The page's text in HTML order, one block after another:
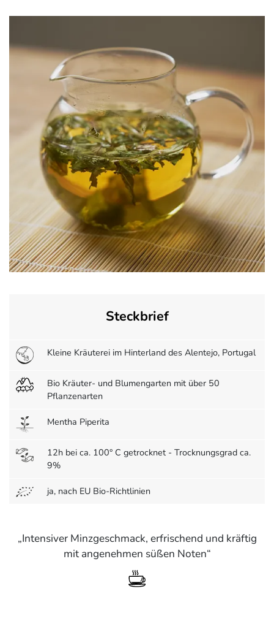
Steckbrief
Kleine Kräuterei im Hinterland des Alentejo, Portugal
Bio Kräuter- und Blumengarten mit über 50
Pflanzenarten
Mentha Piperita
12h bei ca. 100° C getrocknet - Trocknungsgrad ca.
9%
ja, nach EU Bio-Richtlinien
Intensiver Minzgeschmack, erfrischend und kräftig
mit angenehmen süßen Noten